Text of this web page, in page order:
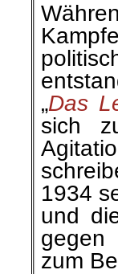
„Das
sich
1934
und
gegen
zum